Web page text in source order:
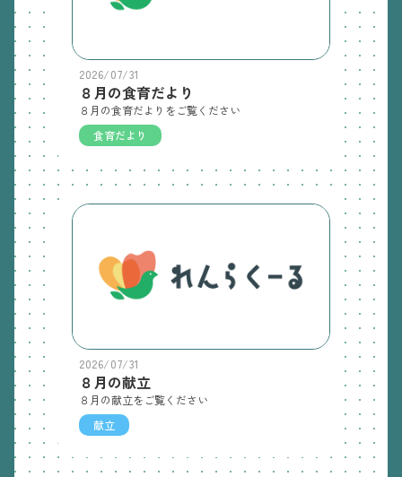
2026/07/31
８月の食育だより
８月の食育だよりをご覧ください
食育だより
2026/07/31
８月の献立
８月の献立をご覧ください
献立